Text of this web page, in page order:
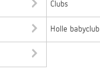
Clubs
Holle babyclub